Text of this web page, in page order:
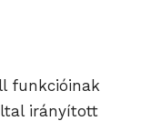
funkcióinak
irányított